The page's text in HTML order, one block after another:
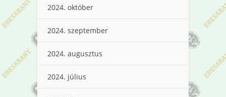
2024. október
2024. szeptember
2024. augusztus
2024. július